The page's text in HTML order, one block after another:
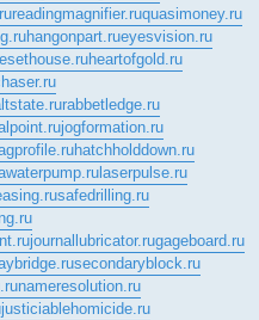
readingmagnifier.ruquasimoney.ru
hangonpart.rueyesvision.ru
heartofgold.ru
rabbetledge.ru
jogformation.ru
hatchholddown.ru
laserpulse.ru
safedrilling.ru
journallubricator.rugageboard.ru
secondaryblock.ru
nameresolution.ru
justiciablehomicide.ru